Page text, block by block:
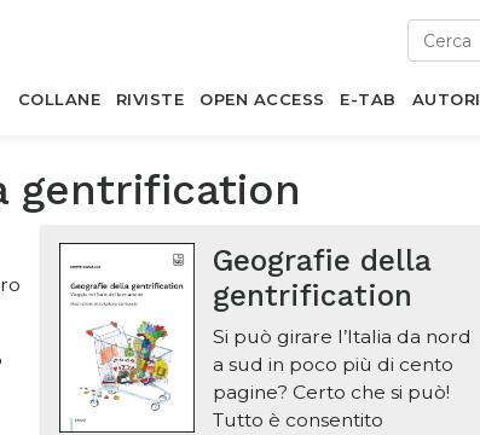
COLLANE RIVISTE OPEN ACCESS E-TAB AUTORI
gentrification
Geografie della
gentrification
Si può girare l’Italia da nord
a sud in poco più di cento
pagine? Certo che si può!
Tutto è consentito